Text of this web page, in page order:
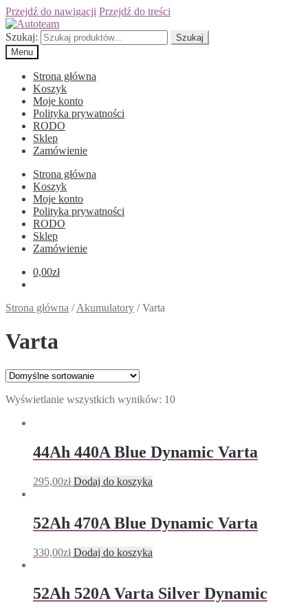
Przejdź do nawigacji Przejdź do treści
Szukaj:
Szukaj
Menu
Strona główna
Koszyk
Moje konto
Polityka prywatności
RODO
Sklep
Zamówienie
Strona główna
Koszyk
Moje konto
Polityka prywatności
RODO
Sklep
Zamówienie
0,00zł
Strona główna /Akumulatory /Varta
Varta
Wyświetlanie wszystkich wyników: 10
44Ah 440A Blue Dynamic Varta
295,00zł Dodaj do koszyka
52Ah 470A Blue Dynamic Varta
330,00zł Dodaj do koszyka
52Ah 520A Varta Silver Dynamic